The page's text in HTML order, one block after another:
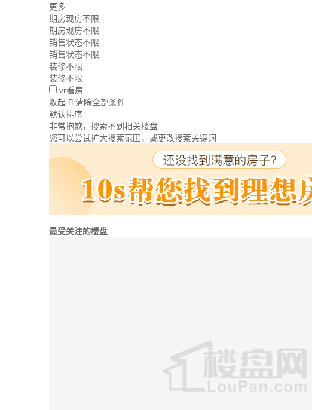
更多
期房现房不限
期房现房不限
销售状态不限
销售状态不限
装修不限
装修不限
vr看房
收起  清除全部条件
默认排序
非常抱歉，搜索不到相关楼盘
您可以尝试扩大搜索范围，或更改搜索关键词
最受关注的楼盘